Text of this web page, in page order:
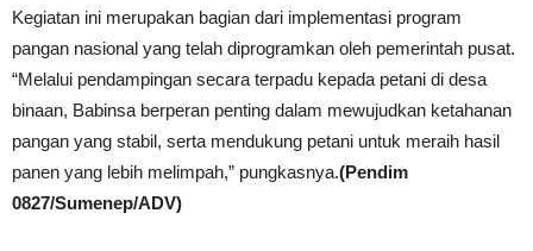
Kegiatan ini merupakan bagian dari implementasi program
pangan nasional yang telah diprogramkan oleh pemerintah pusat.
“Melalui pendampingan secara terpadu kepada petani di desa
binaan, Babinsa berperan penting dalam mewujudkan ketahanan
pangan yang stabil, serta mendukung petani untuk meraih hasil
panen yang lebih melimpah,” pungkasnya.(Pendim
0827/Sumenep/ADV)